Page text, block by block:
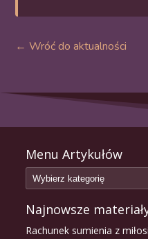
← Wróć do aktualności
Menu Artykułów
Najnowsze
Rachunek sumienia z